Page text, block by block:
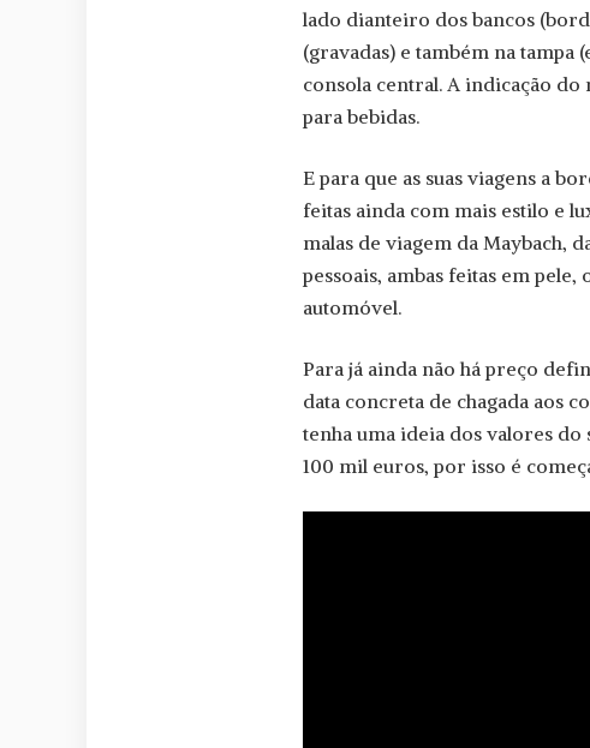
lado dianteiro dos bancos
(gravadas) e também na
consola central. A indicação
para bebidas.
E para que as suas viagens a
feitas ainda com mais estilo e
malas de viagem da Maybach,
pessoais, ambas feitas em
automóvel.
Para já ainda não há preço
data concreta de chagada aos
tenha uma ideia dos valores do
100 mil euros, por isso é